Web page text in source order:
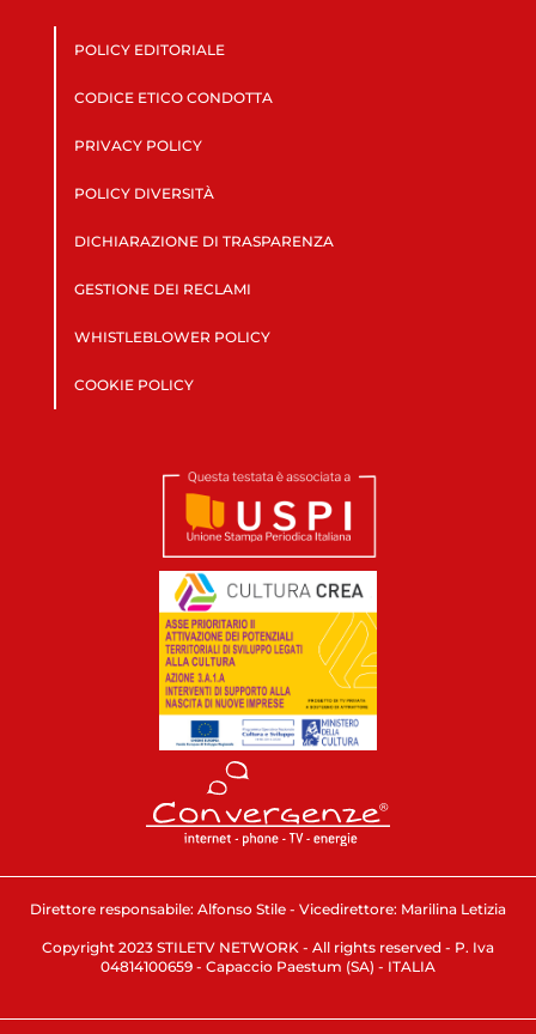
POLICY EDITORIALE
CODICE ETICO CONDOTTA
PRIVACY POLICY
POLICY DIVERSITÀ
DICHIARAZIONE DI TRASPARENZA
GESTIONE DEI RECLAMI
WHISTLEBLOWER POLICY
COOKIE POLICY
Direttore responsabile: Alfonso Stile - Vicedirettore: Marilina Letizia
Copyright 2023 STILETV NETWORK - All rights reserved - P. Iva
04814100659 - Capaccio Paestum (SA) - ITALIA